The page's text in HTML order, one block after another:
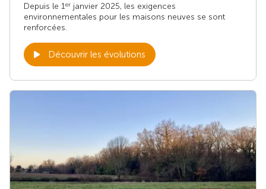
Depuis le 1er janvier 2025, les exigences
environnementales pour les maisons neuves se sont
renforcées.
Découvrir les évolutions